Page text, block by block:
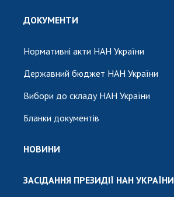
ДОКУМЕНТИ
Нормативні акти НАН України
Державний бюджет НАН України
Вибори до складу НАН України
Бланки документів
НОВИНИ
ЗАСІДАННЯ ПРЕЗИДІЇ НАН УКРАЇНИ